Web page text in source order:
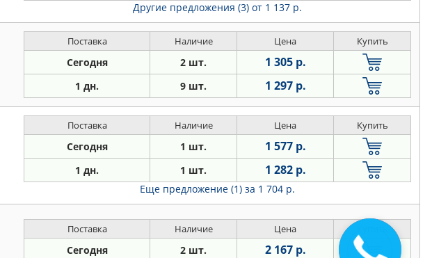
Другие предложения (3) от 1 137 р.
Поставка Наличие Цена Купить
Сегодня 2 шт. 1 305 р.
1 дн. 9 шт. 1 297 р.
Поставка Наличие Цена Купить
Сегодня 1 шт. 1 577 р.
1 дн. 1 шт. 1 282 р.
Еще предложение (1) за 1 704 р.
Поставка Наличие Цена
Сегодня 2 шт. 2 167 р.